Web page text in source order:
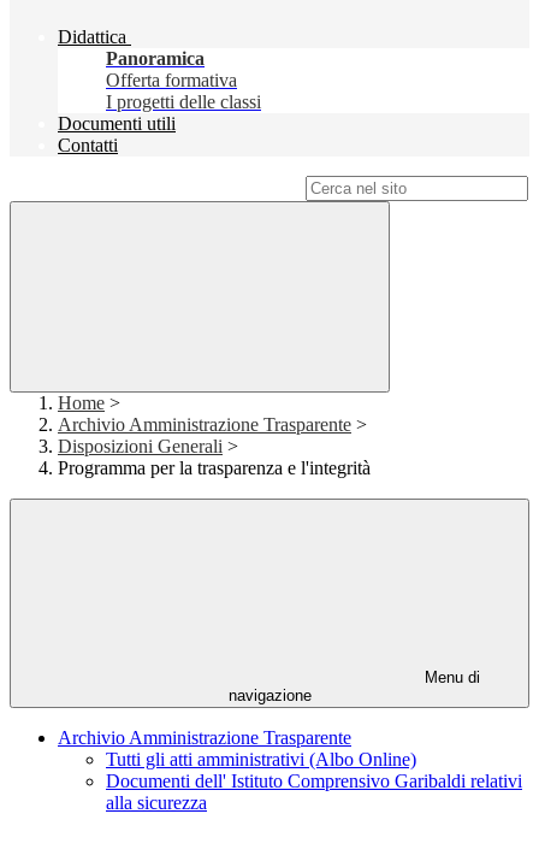
Didattica
Panoramica
Offerta formativa
I progetti delle classi
Documenti utili
Contatti
Home >
Archivio Amministrazione Trasparente >
Disposizioni Generali >
Programma per la trasparenza e l'integrità
Menu di
navigazione
Archivio Amministrazione Trasparente
Tutti gli atti amministrativi (Albo Online)
Documenti dell' Istituto Comprensivo Garibaldi relativi
alla sicurezza